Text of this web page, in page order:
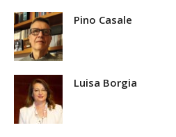
Pino Casale
Luisa Borgia